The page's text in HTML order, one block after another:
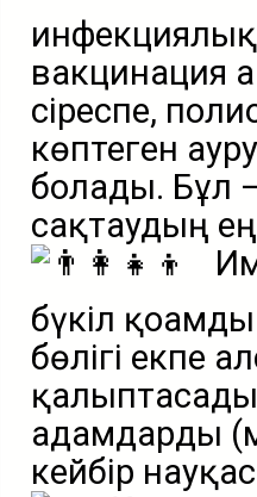
вакцинация
сіреспе,
көптеген
болады. Бұл
сақтаудың ең
бүкіл
бөлігі екпе
адамдарды
кейбір